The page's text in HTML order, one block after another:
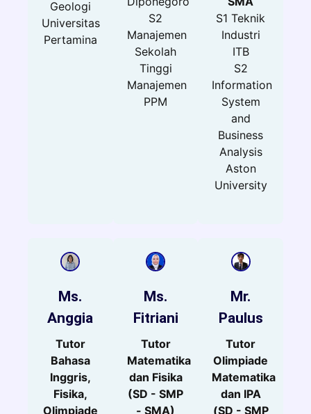
Geologi
Universitas
Pertamina
S2
Manajemen
Sekolah
Tinggi
Manajemen
PPM
S1 Teknik
Industri
ITB
S2
Information
System
and
Business
Analysis
Aston
University
Ms.
Anggia
Tutor
Bahasa
Inggris,
Fisika,
Olimpiade
Ms.
Fitriani
Tutor
Matematika
dan Fisika
(SD - SMP
- SMA)
Mr.
Paulus
Tutor
Olimpiade
Matematika
dan IPA
(SD - SMP